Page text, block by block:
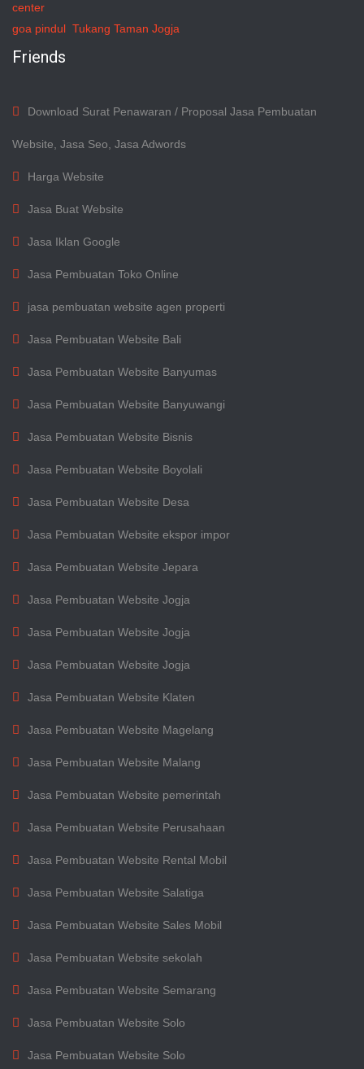
center
goa pindul Tukang Taman Jogja
Friends
Download Surat Penawaran / Proposal Jasa Pembuatan
Website, Jasa Seo, Jasa Adwords
Harga Website
Jasa Buat Website
Jasa Iklan Google
Jasa Pembuatan Toko Online
jasa pembuatan website agen properti
Jasa Pembuatan Website Bali
Jasa Pembuatan Website Banyumas
Jasa Pembuatan Website Banyuwangi
Jasa Pembuatan Website Bisnis
Jasa Pembuatan Website Boyolali
Jasa Pembuatan Website Desa
Jasa Pembuatan Website ekspor impor
Jasa Pembuatan Website Jepara
Jasa Pembuatan Website Jogja
Jasa Pembuatan Website Jogja
Jasa Pembuatan Website Jogja
Jasa Pembuatan Website Klaten
Jasa Pembuatan Website Magelang
Jasa Pembuatan Website Malang
Jasa Pembuatan Website pemerintah
Jasa Pembuatan Website Perusahaan
Jasa Pembuatan Website Rental Mobil
Jasa Pembuatan Website Salatiga
Jasa Pembuatan Website Sales Mobil
Jasa Pembuatan Website sekolah
Jasa Pembuatan Website Semarang
Jasa Pembuatan Website Solo
Jasa Pembuatan Website Solo